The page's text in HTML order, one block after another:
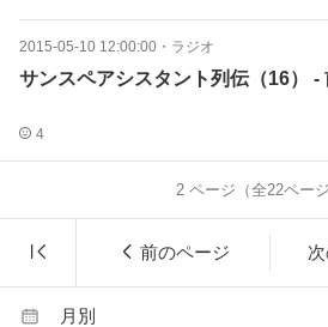
2015-05-10 12:00:00 ・ ラジオ
サンスペアシスタント列伝（16） -
4
2ページ（全22ページ
前のページ
月別